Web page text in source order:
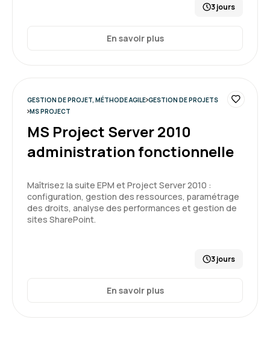
3 jours
En savoir plus
GESTION DE PROJET, MÉTHODE AGILE GESTION DE PROJETS
MS PROJECT
MS Project Server 2010
administration fonctionnelle
Maîtrisez la suite EPM et Project Server 2010 :
configuration, gestion des ressources, paramétrage
des droits, analyse des performances et gestion de
sites SharePoint.
3 jours
En savoir plus